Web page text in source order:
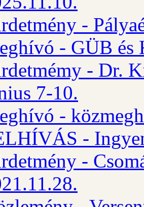
-
- GÜB és
- Dr.
7-10.
-
-
-